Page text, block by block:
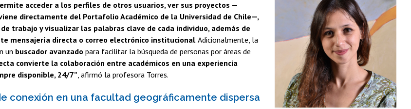
acceder a los perfiles de otros usuarios, ver sus proyectos —
directamente del Portafolio Académico de la Universidad de Chile—,
trabajo y visualizar las palabras clave de cada individuo, además de
mensajería directa o correo electrónico institucional. Adicionalmente, la
un buscador avanzado para facilitar la búsqueda de personas por áreas de
convierte la colaboración entre académicos en una experiencia
disponible, 24/7”, afirmó la profesora Torres.
conexión en una facultad geográficamente dispersa